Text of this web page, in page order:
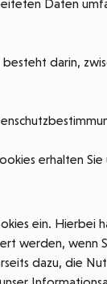
Daten
darin,
erhalten Sie
ein. Hierbei
werden, wenn
dazu, die